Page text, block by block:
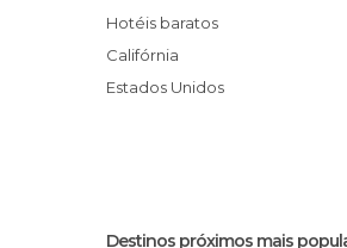
Tunnel View
Cachoeira de Lower Yosemite
Olmsted Point
Hotéis baratos
Califórnia
Estados Unidos
Destinos próximos mais